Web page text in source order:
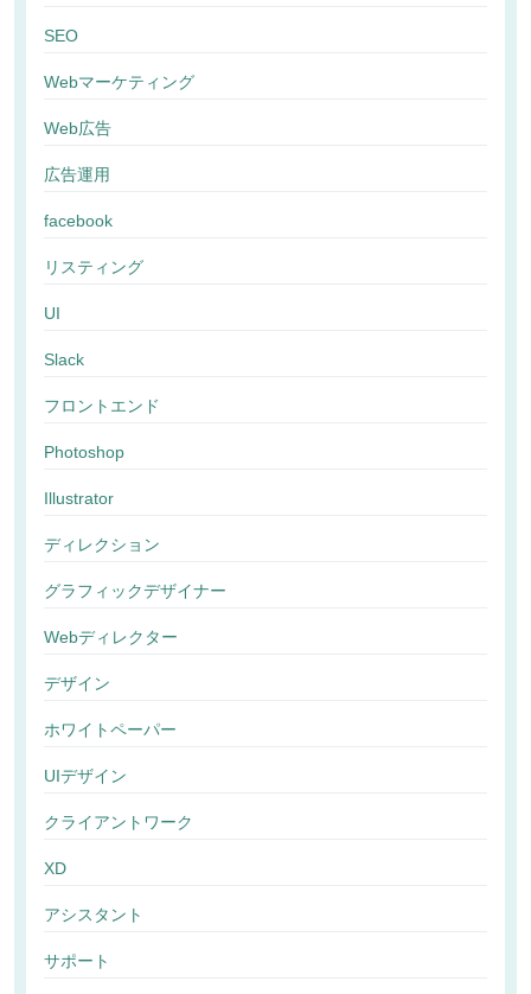
SEO
Webマーケティング
Web広告
広告運用
facebook
リスティング
UI
Slack
フロントエンド
Photoshop
Illustrator
ディレクション
グラフィックデザイナー
Webディレクター
デザイン
ホワイトペーパー
UIデザイン
クライアントワーク
XD
アシスタント
サポート